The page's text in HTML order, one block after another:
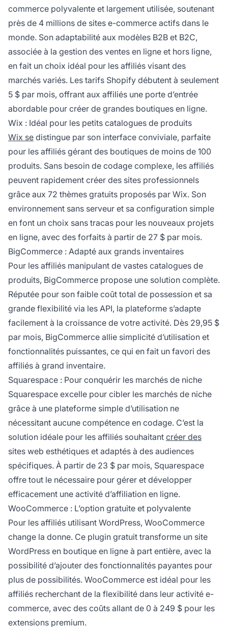
commerce polyvalente et largement utilisée, soutenant
près de 4 millions de sites e-commerce actifs dans le
monde. Son adaptabilité aux modèles B2B et B2C,
associée à la gestion des ventes en ligne et hors ligne,
en fait un choix idéal pour les affiliés visant des
marchés variés. Les tarifs Shopify débutent à seulement
5 $ par mois, offrant aux affiliés une porte d’entrée
abordable pour créer de grandes boutiques en ligne.
Wix : Idéal pour les petits catalogues de produits
Wix se distingue par son interface conviviale, parfaite
pour les affiliés gérant des boutiques de moins de 100
produits. Sans besoin de codage complexe, les affiliés
peuvent rapidement créer des sites professionnels
grâce aux 72 thèmes gratuits proposés par Wix. Son
environnement sans serveur et sa configuration simple
en font un choix sans tracas pour les nouveaux projets
en ligne, avec des forfaits à partir de 27 $ par mois.
BigCommerce : Adapté aux grands inventaires
Pour les affiliés manipulant de vastes catalogues de
produits, BigCommerce propose une solution complète.
Réputée pour son faible coût total de possession et sa
grande flexibilité via les API, la plateforme s’adapte
facilement à la croissance de votre activité. Dès 29,95 $
par mois, BigCommerce allie simplicité d’utilisation et
fonctionnalités puissantes, ce qui en fait un favori des
affiliés à grand inventaire.
Squarespace : Pour conquérir les marchés de niche
Squarespace excelle pour cibler les marchés de niche
grâce à une plateforme simple d’utilisation ne
nécessitant aucune compétence en codage. C’est la
solution idéale pour les affiliés souhaitant créer des
sites web esthétiques et adaptés à des audiences
spécifiques. À partir de 23 $ par mois, Squarespace
offre tout le nécessaire pour gérer et développer
efficacement une activité d’affiliation en ligne.
WooCommerce : L’option gratuite et polyvalente
Pour les affiliés utilisant WordPress, WooCommerce
change la donne. Ce plugin gratuit transforme un site
WordPress en boutique en ligne à part entière, avec la
possibilité d’ajouter des fonctionnalités payantes pour
plus de possibilités. WooCommerce est idéal pour les
affiliés recherchant de la flexibilité dans leur activité e-
commerce, avec des coûts allant de 0 à 249 $ pour les
extensions premium.